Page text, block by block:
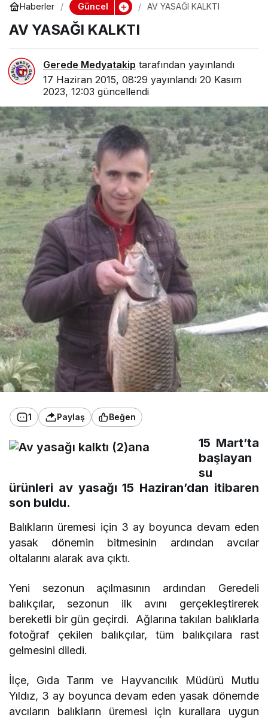
Haberler Güncel AV YASAĞI KALKTI
AV YASAĞI KALKTI
Gerede Medyatakip tarafından yayınlandı
17 Haziran 2015, 08:29 yayınlandı 20 Kasım
2023, 12:03 güncellendi
1 Paylaş Beğen
15 Mart’ta
başlayan
su
ürünleri av yasağı 15 Haziran’dan itibaren
son buldu.
Balıkların üremesi için 3 ay boyunca devam eden
yasak dönemin bitmesinin ardından avcılar
oltalarını alarak ava çıktı.
Yeni sezonun açılmasının ardından Geredeli
balıkçılar, sezonun ilk avını gerçekleştirerek
bereketli bir gün geçirdi. Ağlarına takılan balıklarla
fotoğraf çekilen balıkçılar, tüm balıkçılara rast
gelmesini diledi.
İlçe, Gıda Tarım ve Hayvancılık Müdürü Mutlu
Yıldız, 3 ay boyunca devam eden yasak dönemde
avcıların balıkların üremesi için kurallara uygun